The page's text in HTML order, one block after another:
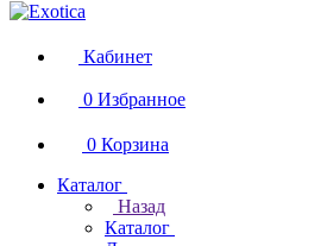
Кабинет
0 Избранное
0 Корзина
Каталог
Назад
Каталог